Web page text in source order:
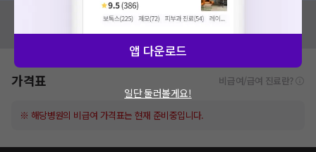
혹시 잘못된 병원정보가 있나요?
모두닥 팀에 알려주세요!
가격표 비급여/급여 진료란?
※ 해당병원의 비급여 가격표는 현재 준비중입니다.
앱 다운로드
일단 둘러볼게요!